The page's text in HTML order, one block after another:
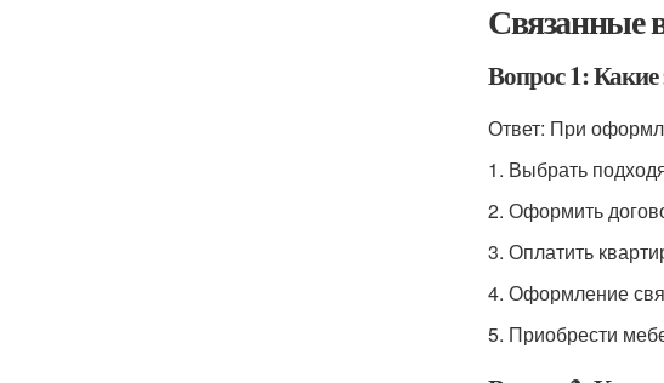
Связанные
Вопрос 1:
Ответ: При
1. Выбрать
2. Оформить
3. Оплатить
4. Оформление
5. Приобрести